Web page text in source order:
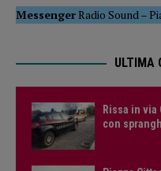
MessengerRadio Sound–
ULTIMA
Rissa in
con